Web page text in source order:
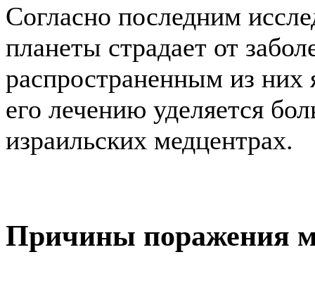
Согласно последним
планеты страдает от
распространенным из них
его лечению уделяется
израильских медцентрах.
Причины поражения